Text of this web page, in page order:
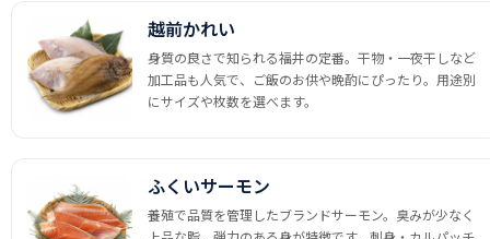
越前かれい
身質の良さで知られる福井の定番。干物・一夜干しなど
加工品も人気で、ご飯のお供や晩酌にぴったり。用途別
にサイズや枚数を選べます。
ふくいサーモン
養殖で品質を管理したブランドサーモン。臭みが少なく